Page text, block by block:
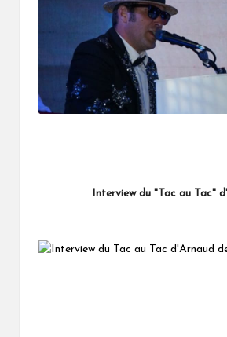
Interview du "Tac au Tac"